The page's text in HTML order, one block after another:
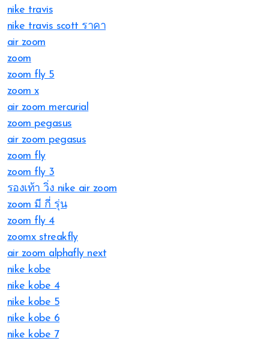
nike travis
nike travis scott ราคา
air zoom
zoom
zoom fly 5
zoom x
air zoom mercurial
zoom pegasus
air zoom pegasus
zoom fly
zoom fly 3
รองเท้า วิ่ง nike air zoom
zoom มี กี่ รุ่น
zoom fly 4
zoomx streakfly
air zoom alphafly next
nike kobe
nike kobe 4
nike kobe 5
nike kobe 6
nike kobe 7